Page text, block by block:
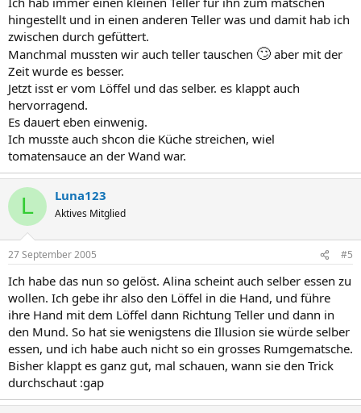
hingestellt und in einen anderen Teller was und damit hab ich
zwischen durch gefüttert.
Manchmal mussten wir auch teller tauschen 🙄 aber mit der
Zeit wurde es besser.
Jetzt isst er vom Löffel und das selber. es klappt auch
hervorragend.
Es dauert eben einwenig.
Ich musste auch shcon die Küche streichen, wiel
tomatensauce an der Wand war.
L Luna123
Aktives Mitglied
27 September 2005 #5
Ich habe das nun so gelöst. Alina scheint auch selber essen zu
wollen. Ich gebe ihr also den Löffel in die Hand, und führe
ihre Hand mit dem Löffel dann Richtung Teller und dann in
den Mund. So hat sie wenigstens die Illusion sie würde selber
essen, und ich habe auch nicht so ein grosses Rumgematsche.
Bisher klappt es ganz gut, mal schauen, wann sie den Trick
durchschaut :gap